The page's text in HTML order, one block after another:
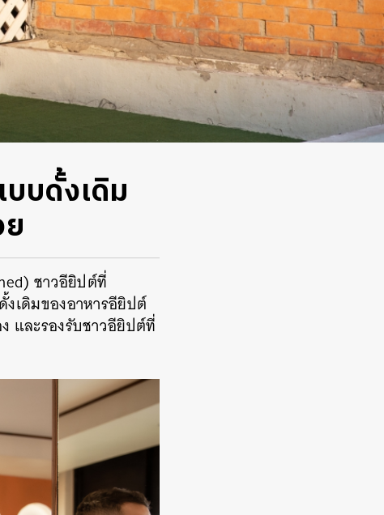
บดั้งเดิม
ชาวอียิปต์ที่
เดิมของอาหารอียิปต์
และรองรับชาวอียิปต์ที่